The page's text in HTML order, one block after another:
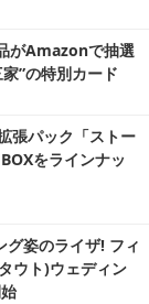
がAmazonで抽選
”の特別カード
張パック「ストー
をラインナッ
グ姿のライザ! フィ
ウト)ウェディン